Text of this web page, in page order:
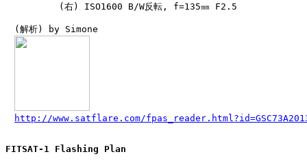
(右) ISO1600 B/W反転, f=135㎜ F2.5
(解析) by Simone
http://www.satflare.com/
FITSAT-1 Flashing Plan